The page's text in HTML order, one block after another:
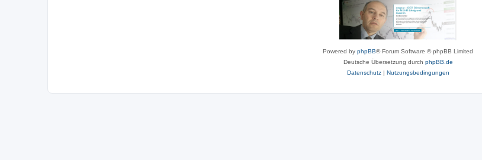
Powered by phpBB® Forum Software © phpBB Limited
Deutsche Übersetzung durch phpBB.de
Datenschutz| Nutzungsbedingungen